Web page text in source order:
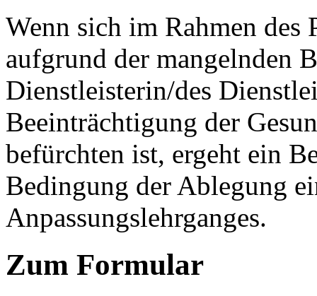
Wenn sich im Rahmen des
aufgrund der mangelnden
Dienstleisterin/des
Beeinträchtigung der
befürchten ist, ergeht ein
Bedingung der Ablegung
Anpassungslehrganges.
Zum Formular